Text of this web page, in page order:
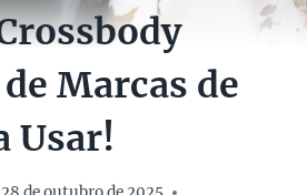
Marcas de
Usar!